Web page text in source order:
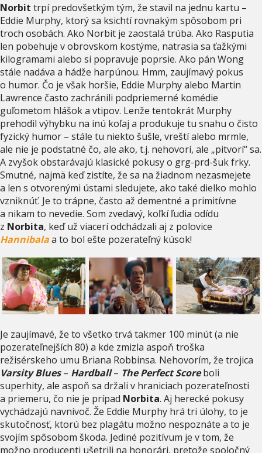
Norbit trpí predovšetkým tým, že stavil na jednu kartu –
Eddie Murphy, ktorý sa ksichtí rovnakým spôsobom pri
troch osobách. Ako Norbit je zaostalá trúba. Ako Rasputia
len pobehuje v obrovskom kostýme, natrasia sa ťažkými
kilogramami alebo si popravuje poprsie. Ako pán Wong
stále nadáva a hádže harpúnou. Hmm, zaujímavý pokus
o humor. Čo je však horšie, Eddie Murphy alebo Martin
Lawrence často zachránili podpriemerné komédie
guľometom hlášok a vtipov. Lenže tentokrát Murphy
prehodil výhybku na inú koľaj a produkuje tu snahu o čisto
fyzický humor – stále tu niekto šušle, vreští alebo mrmle,
ale nie je podstatné čo, ale ako, t.j. nehovorí, ale „pitvorí“ sa.
A zvyšok obstarávajú klasické pokusy o grg-prd-šuk frky.
Smutné, najmä keď zistíte, že sa na žiadnom nezasmejete
a len s otvorenými ústami sledujete, ako také dielko mohlo
vzniknúť. Je to trápne, často až dementné a primitívne
a nikam to nevedie. Som zvedavý, koľkí ľudia odídu
z Norbita, keď už viacerí odchádzali aj z polovice
Hannibalaa to bol ešte pozerateľný kúsok!
Je zaujímavé, že to všetko trvá takmer 100 minút (a nie
pozerateľnejších 80) a kde zmizla aspoň troška
režisérskeho umu Briana Robbinsa. Nehovorím, že trojica
Varsity Blues– Hardball– The Perfect Scoreboli
superhity, ale aspoň sa držali v hraniciach pozerateľnosti
a priemeru, čo nie je prípad Norbita. Aj herecké pokusy
vychádzajú navnivoč. Že Eddie Murphy hrá tri úlohy, to je
skutočnosť, ktorú bez plagátu možno nespoznáte a to je
svojím spôsobom škoda. Jediné pozitívum je v tom, že
možno producenti ušetrili na honorári, pretože spoločný